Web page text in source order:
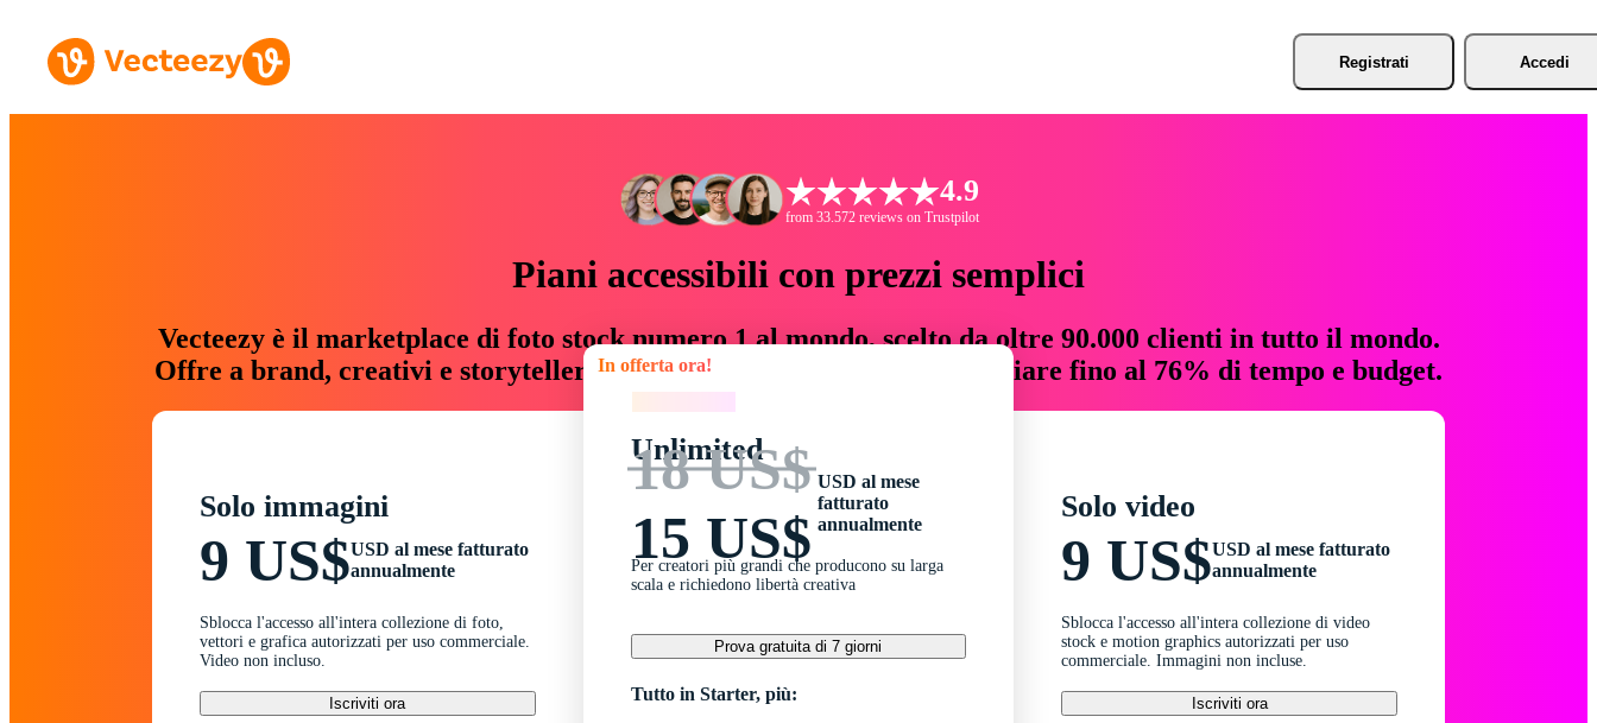
Registrati Accedi
4.9
from 33.572 reviews on Trustpilot
Piani accessibili con prezzi semplici
Vecteezy è il marketplace di foto stock numero 1 al mondo, scelto da oltre 90.000 clienti in tutto il mondo.
Offre a brand, creativi e storyteller risorse creative che fanno risparmiare fino al 76% di tempo e budget.
Solo immagini
9 US$USD al mese fatturato
annualmente
Sblocca l'accesso all'intera collezione di foto,
vettori e grafica autorizzati per uso commerciale.
Video non incluso.
Iscriviti ora
In offerta ora!
Unlimited
18 US$
15 US$
USD al mese
fatturato
annualmente
Per creatori più grandi che producono su larga
scala e richiedono libertà creativa
Prova gratuita di 7 giorni
Tutto in Starter, più:
Solo video
9 US$USD al mese fatturato
annualmente
Sblocca l'accesso all'intera collezione di video
stock e motion graphics autorizzati per uso
commerciale. Immagini non incluse.
Iscriviti ora